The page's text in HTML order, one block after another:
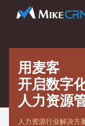
用麦客
开启数字
人力资源
人力资源行业解决方